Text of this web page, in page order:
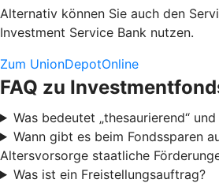
Alternativ können Sie auch den
Investment Service Bank nutzen.
Zum UnionDepotOnline
FAQ zu
Was bedeutet „thesaurierend“ und
Wann gibt es beim Fondssparen
Altersvorsorge staatliche
Was ist ein Freistellungsauftrag?